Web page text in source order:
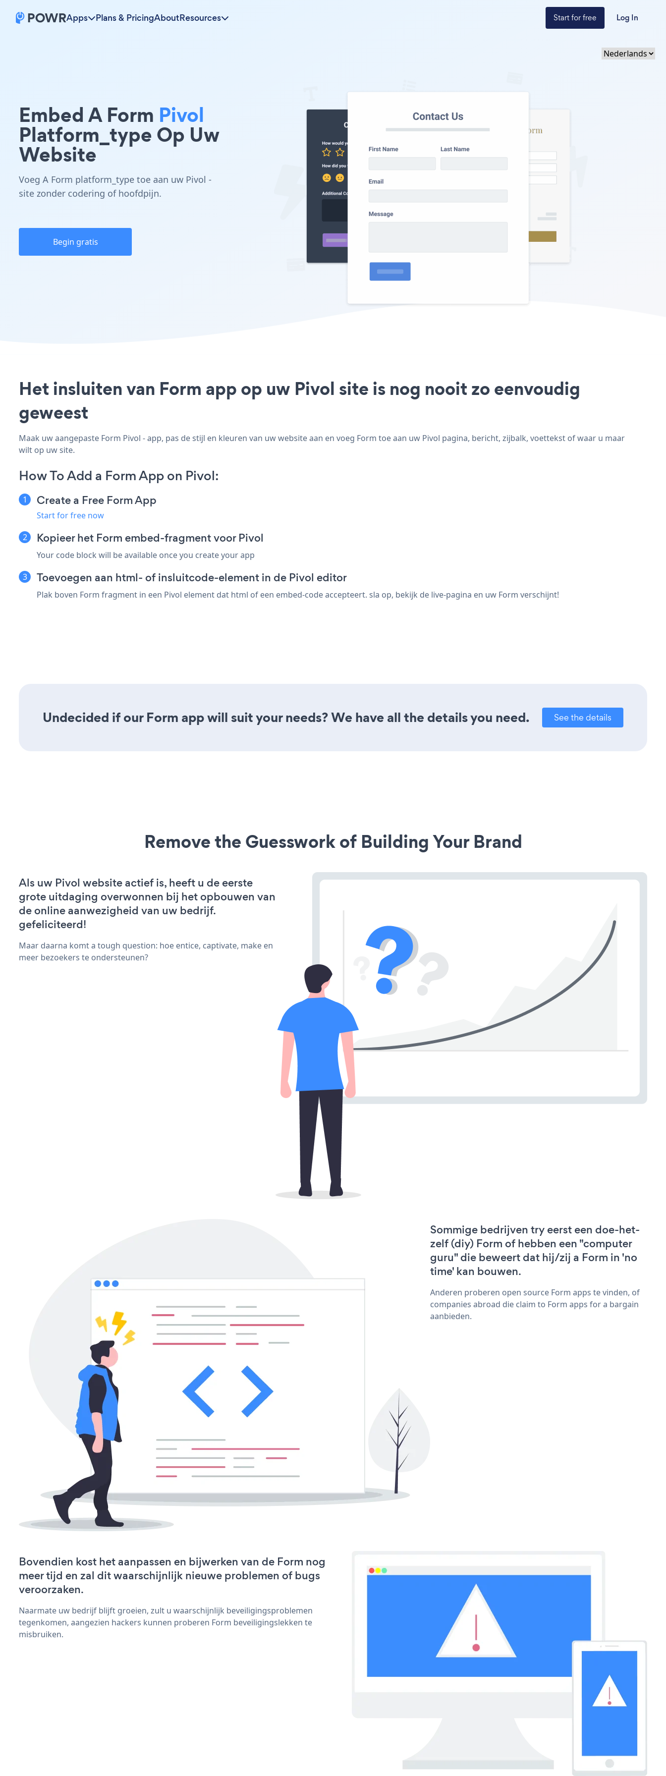
Apps Plans & PricingAboutResources Start for free Log In
Embed A Form Pivol
Platform_type Op Uw
Website
Voeg A Form platform_type toe aan uw Pivol -
site zonder codering of hoofdpijn.
Begin gratis
Het insluiten van Form app op uw Pivol site is nog nooit zo eenvoudig
geweest
Maak uw aangepaste Form Pivol - app, pas de stijl en kleuren van uw website aan en voeg Form toe aan uw Pivol pagina, bericht, zijbalk, voettekst of waar u maar
wilt op uw site.
How To Add a Form App on Pivol:
Create a Free Form App
Start for free now
Kopieer het Form embed-fragment voor Pivol
Your code block will be available once you create your app
Toevoegen aan html- of insluitcode-element in de Pivol editor
Plak boven Form fragment in een Pivol element dat html of een embed-code accepteert. sla op, bekijk de live-pagina en uw Form verschijnt!
Undecided if our Form app will suit your needs? We have all the details you need. See the details
Remove the Guesswork of Building Your Brand
Als uw Pivol website actief is, heeft u de eerste
grote uitdaging overwonnen bij het opbouwen van
de online aanwezigheid van uw bedrijf.
gefeliciteerd!
Maar daarna komt a tough question: hoe entice, captivate, make en
meer bezoekers te ondersteunen?
Sommige bedrijven try eerst een doe-het-
zelf (diy) Form of hebben een "computer
guru" die beweert dat hij/zij a Form in 'no
time' kan bouwen.
Anderen proberen open source Form apps te vinden, of
companies abroad die claim to Form apps for a bargain
aanbieden.
Bovendien kost het aanpassen en bijwerken van de Form nog
meer tijd en zal dit waarschijnlijk nieuwe problemen of bugs
veroorzaken.
Naarmate uw bedrijf blijft groeien, zult u waarschijnlijk beveiligingsproblemen
tegenkomen, aangezien hackers kunnen proberen Form beveiligingslekken te
misbruiken.